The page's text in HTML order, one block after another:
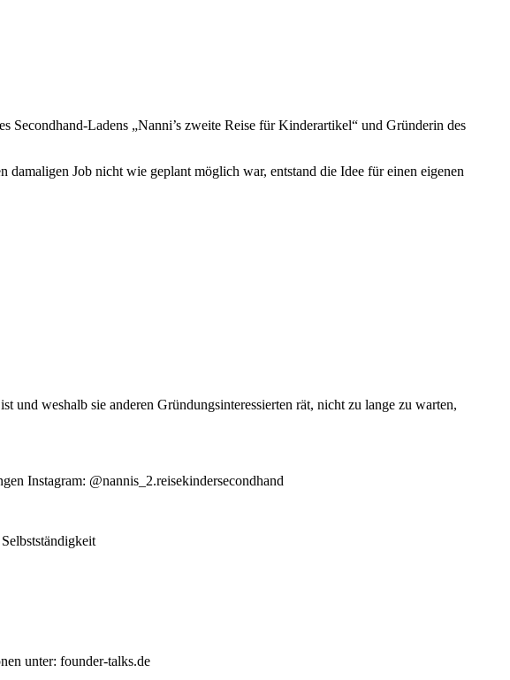
Ladens „Nanni’s zweite Reise für Kinderartikel“ und Gründerin des
Job nicht wie geplant möglich war, entstand die Idee für einen eigenen
und weshalb sie anderen Gründungsinteressierten rät, nicht zu lange zu warten,
Instagram: @nannis_2.reisekindersecondhand
unter: founder-talks.de